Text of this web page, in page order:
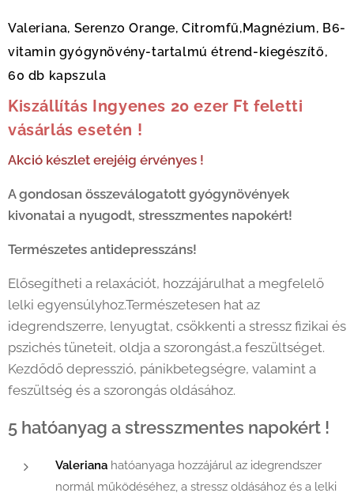
Valeriana, Serenzo Orange, Citromfű,Magnézium, B6-
vitamin gyógynövény-tartalmú étrend-kiegészítő,
60 db kapszula
Kiszállítás Ingyenes 20 ezer Ft feletti
vásárlás esetén !
Akció készlet erejéig érvényes !
A gondosan összeválogatott gyógynövények
kivonatai a nyugodt, stresszmentes napokért!
Természetes antidepresszáns!
Elősegítheti a relaxációt, hozzájárulhat a megfelelő
lelki egyensúlyhoz.Természetesen hat az
idegrendszerre, lenyugtat, csökkenti a stressz fizikai és
pszichés tüneteit, oldja a szorongást,a feszültséget.
Kezdődő depresszió, pánikbetegségre, valamint a
feszültség és a szorongás oldásához.
5 hatóanyag a stresszmentes napokért !
Valeriana hatóanyaga hozzájárul az idegrendszer
normál működéséhez, a stressz oldásához és a lelki